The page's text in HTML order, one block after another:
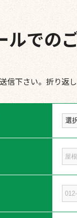
ルでの
信下さい。折り返